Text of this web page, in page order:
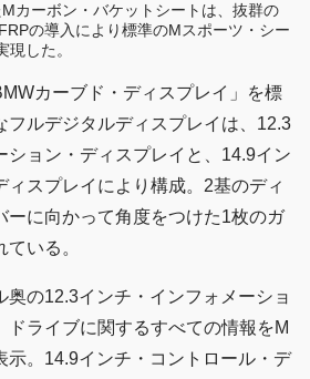
カーボン・バケットシートは、抜群の
の導入により標準のMスポーツ・シー
現した。
カーブド・ディスプレイ」を標
フルデジタルディスプレイは、12.3
ション・ディスプレイと、14.9イン
ィスプレイにより構成。2基のディ
ーに向かって角度をつけた1枚のガ
いる。
奥の12.3インチ・インフォメーショ
ドライブに関するすべての情報をM
示。14.9インチ・コントロール・デ